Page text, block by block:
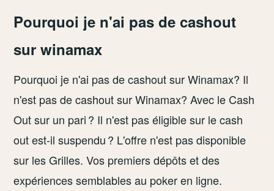
Pourquoi je n'ai pas de cashout
sur winamax
Pourquoi je n'ai pas de cashout sur Winamax? Il
n'est pas de cashout sur Winamax? Avec le Cash
Out sur un pari ? Il n'est pas éligible sur le cash
out est-il suspendu ? L'offre n'est pas disponible
sur les Grilles. Vos premiers dépôts et des
expériences semblables au poker en ligne.